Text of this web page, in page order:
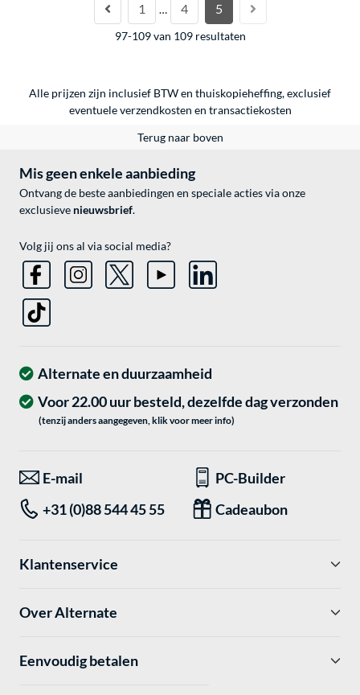
1 … 4 5
97-109 van 109 resultaten
Alle prijzen zijn inclusief BTW en thuiskopieheffing, exclusief
eventueleverzendkosten en transactiekosten
Terug naar boven
Mis geen enkele aanbieding
Ontvang de beste aanbiedingen en speciale acties via onze
exclusieve nieuwsbrief.
Volg jij ons al via social media?
Alternate en duurzaamheid
Voor 22.00 uur besteld, dezelfde dag verzonden
(tenzij anders aangegeven, klik voor meer info)
E-mail
PC-Builder
+31 (0)88 544 45 55
Cadeaubon
Klantenservice
Over Alternate
Eenvoudig betalen